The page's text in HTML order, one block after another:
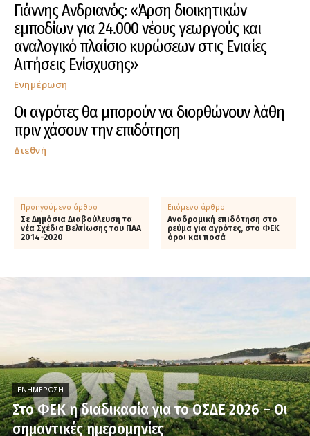
Γιάννης Ανδριανός: «Άρση διοικητικών
εμποδίων για 24.000 νέους γεωργούς και
αναλογικό πλαίσιο κυρώσεων στις Ενιαίες
Αιτήσεις Ενίσχυσης»
Ενημέρωση
Οι αγρότες θα μπορούν να διορθώνουν λάθη
πριν χάσουν την επιδότηση
Διεθνή
Προηγούμενο άρθρο
Σε Δημόσια Διαβούλευση τα
νέα Σχέδια Βελτίωσης του ΠΑΑ
2014-2020
Επόμενο άρθρο
Αναδρομική επιδότηση στο
ρεύμα για αγρότες, στο ΦΕΚ
όροι και ποσά
ΕΝΗΜΈΡΩΣΗ
Στο ΦΕΚ η διαδικασία για το ΟΣΔΕ 2026 – Οι
σημαντικές ημερομηνίες